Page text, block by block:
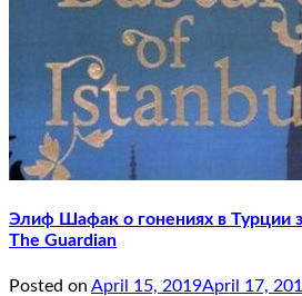
Элиф Шафак о гонениях в Турции
The Guardian
Posted on April 15, 2019April 17,